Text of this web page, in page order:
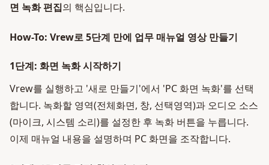
면 녹화 편집의 핵심입니다.
How-To: Vrew로 5단계 만에 업무 매뉴얼 영상 만들기
1단계: 화면 녹화 시작하기
Vrew를 실행하고 '새로 만들기'에서 'PC 화면 녹화'를 선택
합니다. 녹화할 영역(전체화면, 창, 선택영역)과 오디오 소스
(마이크, 시스템 소리)를 설정한 후 녹화 버튼을 누릅니다.
이제 매뉴얼 내용을 설명하며 PC 화면을 조작합니다.